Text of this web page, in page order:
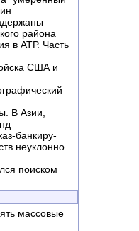
района
в АТР. Часть
США и
В Азии,
банкиру-
неуклонно
поиском
массовые